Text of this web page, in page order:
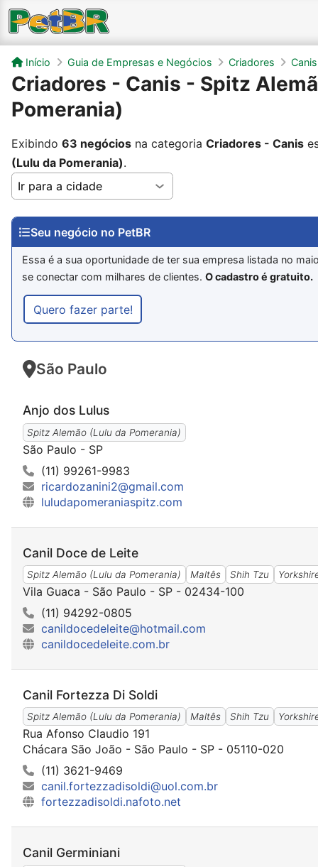
Início Guia de Empresas e Negócios Criadores Canis
Criadores - Canis - Spitz
Pomerania)
Exibindo 63 negócios na categoria Criadores - Canis
(Lulu da Pomerania).
Seu negócio no PetBR
Essa é a sua oportunidade de ter sua empresa listada no
se conectar com milhares de clientes.O cadastro é gratuito.
Quero fazer parte!
São Paulo
Anjo dos Lulus
Spitz Alemão (Lulu da Pomerania)
São Paulo - SP
(11) 99261-9983
ricardozanini2@gmail.com
luludapomeraniaspitz.com
Canil Doce de Leite
Spitz Alemão (Lulu da Pomerania) Maltês Shih Tzu
Vila Guaca - São Paulo - SP - 02434-100
(11) 94292-0805
canildocedeleite@hotmail.com
canildocedeleite.com.br
Canil Fortezza Di Soldi
Spitz Alemão (Lulu da Pomerania) Maltês Shih Tzu
Rua Afonso Claudio 191
Chácara São João - São Paulo - SP - 05110-020
(11) 3621-9469
canil.fortezzadisoldi@uol.com.br
fortezzadisoldi.nafoto.net
Canil Germiniani